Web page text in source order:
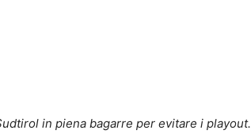
in piena bagarre per evitare i playout.